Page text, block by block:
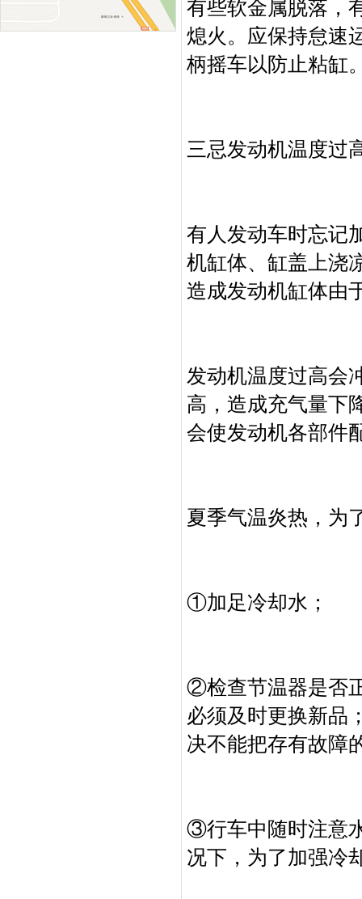
有些软金属脱落，
熄火。应保持怠速
柄摇车以防止粘缸
三忌发动机温度过
有人发动车时忘记
机缸体、缸盖上浇
造成发动机缸体由
发动机温度过高会
高，造成充气量下
会使发动机各部件
夏季气温炎热，为
①加足冷却水；
②检查节温器是否
必须及时更换新品
决不能把存有故障
③行车中随时注意
况下，为了加强冷